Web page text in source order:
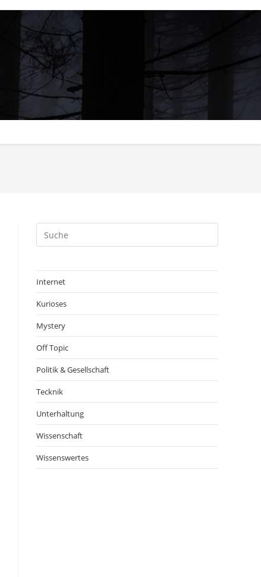
Internet
Kurioses
Mystery
Off Topic
Politik & Gesellschaft
Tecknik
Unterhaltung
Wissenschaft
Wissenswertes